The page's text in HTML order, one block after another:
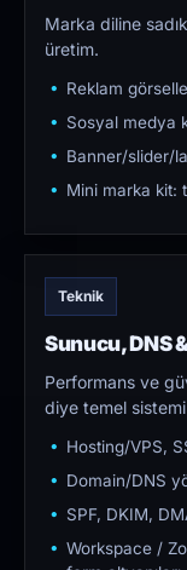
Marka diline
üretim.
Reklam
Sosyal medya
Banner/slider/
Mini marka kit:
Teknik
Sunucu, DNS
Performans ve
diye temel
Hosting/VPS,
Domain/DNS
SPF, DKIM,
Workspace /